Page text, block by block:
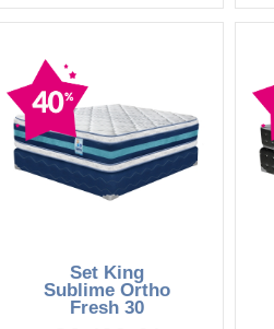
Set King
Sublime Ortho
Fresh 30